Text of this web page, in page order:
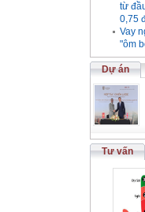
từ
0,75
Vay
"ôm
Dự án
Tư vấn